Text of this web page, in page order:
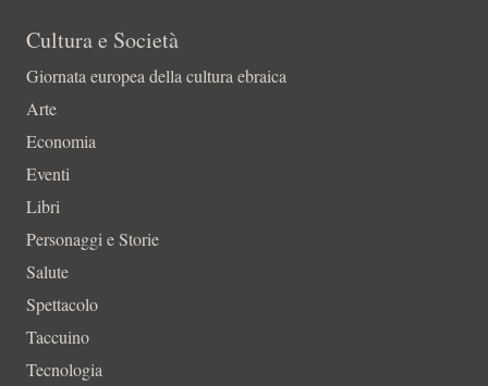
Cultura e Società
Giornata europea della cultura ebraica
Arte
Economia
Eventi
Libri
Personaggi e Storie
Salute
Spettacolo
Taccuino
Tecnologia